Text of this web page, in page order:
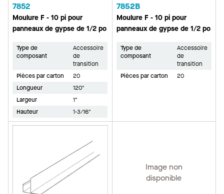
7852
Moulure F - 10 pi pour
panneaux de gypse de 1/2 po
Type de
composant
Accessoire
de
transition
Pièces par carton
20
Longueur
120"
Largeur
1"
Hauteur
1-3/16"
7852B
Moulure F - 10 pi pour
panneaux de gypse de 1/2 po
Type de
composant
Accessoire
de
transition
Pièces par carton
20
Image non
disponible